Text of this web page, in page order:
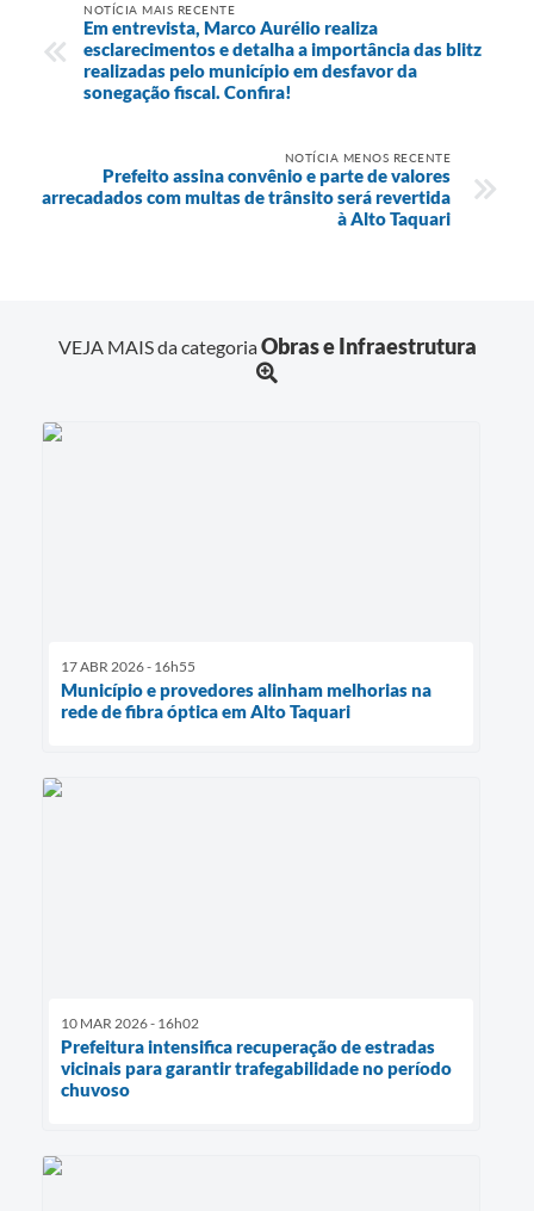
NOTÍCIA MAIS RECENTE
Em entrevista, Marco Aurélio realiza
esclarecimentos e detalha a importância das blitz
realizadas pelo município em desfavor da
sonegação fiscal. Confira!
NOTÍCIA MENOS RECENTE
Prefeito assina convênio e parte de valores
arrecadados com multas de trânsito será revertida
à Alto Taquari
VEJA MAIS da categoriaObras e Infraestrutura
17 ABR 2026 - 16h55
Município e provedores alinham melhorias na
rede de fibra óptica em Alto Taquari
10 MAR 2026 - 16h02
Prefeitura intensifica recuperação de estradas
vicinais para garantir trafegabilidade no período
chuvoso